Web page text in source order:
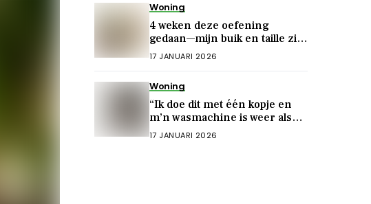
Woning
4 weken deze oefening
gedaan—mijn buik en taille zijn
onherkenbaar!
17 JANUARI 2026
Woning
“Ik doe dit met één kopje en
m’n wasmachine is weer als
nieuw (géén dure ontkalker
17 JANUARI 2026